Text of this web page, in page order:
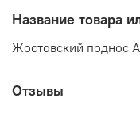
Название товара
Жостовский поднос
Отзывы